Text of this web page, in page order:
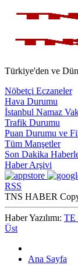
Türkiye'den ve
Nöbetçi Eczaneler
Hava Durumu
İstanbul Namaz
Trafik Durumu
Puan Durumu ve
Tüm Manşetler
Son Dakika
Haber Arşivi
RSS
TNS HABER
Haber Yazılımı: TE
Üst
Ana Sayfa